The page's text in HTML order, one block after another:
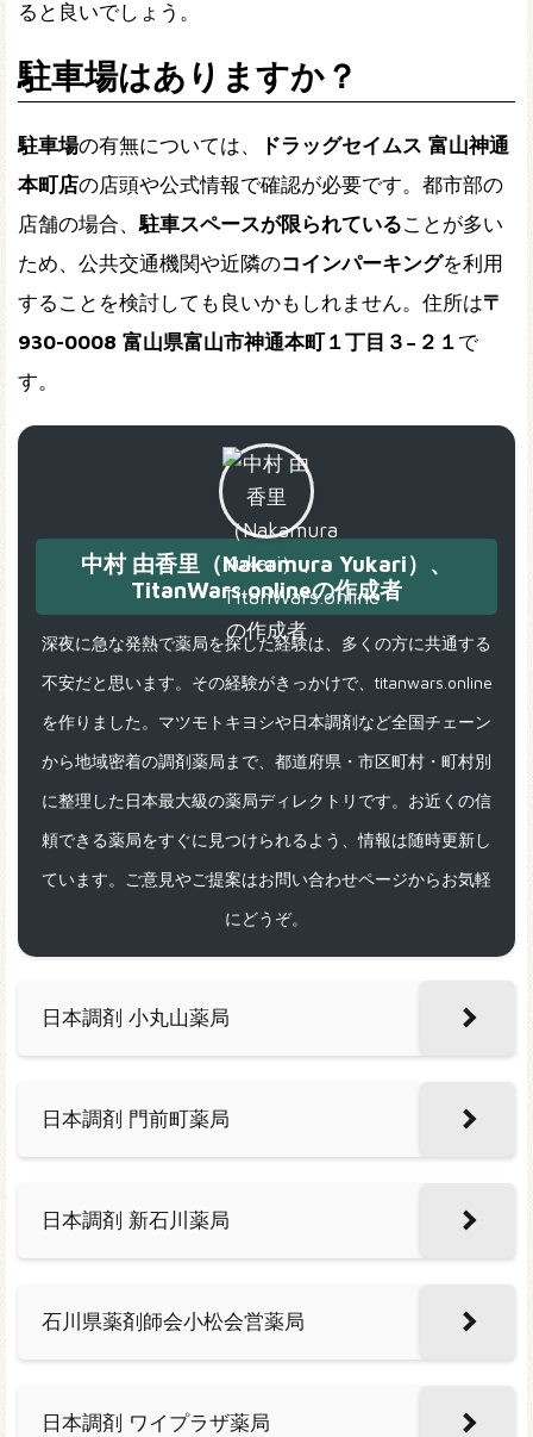
ると良いでしょう。
駐車場はありますか？
駐車場の有無については、
ドラッグセイムス 富山神通
本町店の店頭や公式情報で確認が必要です。都市部の
店舗の場合、駐車スペースが限られていることが多い
ため、公共交通機関や近隣のコインパーキングを利用
することを検討しても良いかもしれません。住所は〒
930-0008 富山県富山市神通本町１丁目３−２１ で
す。
中村 由香里（Nakamura Yukari）、
TitanWars.onlineの作成者
深夜に急な発熱で薬局を探した経験は、多くの方に共通する
不安だと思います。その経験がきっかけで、titanwars.online
を作りました。マツモトキヨシや日本調剤など全国チェーン
から地域密着の調剤薬局まで、都道府県・市区町村・町村別
に整理した日本最大級の薬局ディレクトリです。お近くの信
頼できる薬局をすぐに見つけられるよう、情報は随時更新し
ています。ご意見やご提案はお問い合わせページからお気軽
にどうぞ。
日本調剤 小丸山薬局
日本調剤 門前町薬局
日本調剤 新石川薬局
石川県薬剤師会小松会営薬局
日本調剤 ワイプラザ薬局